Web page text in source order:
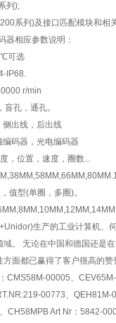
列);
系列)及接口匹配模块和相
器相应参数说明：
可选
IP68.
r/min
孔，通孔。
侧出线，后出线
码器，光电编码器
，位置，速度，圈数...
值型(单圈，多圈)。
生产的工业计算机、
域。 无论在中国和德国还是
面都已赢得了客户很高的赞
CMS58M-00005、 CEV65M-
00773、 QEH81M-
CH58MPB Art Nr ：5842-